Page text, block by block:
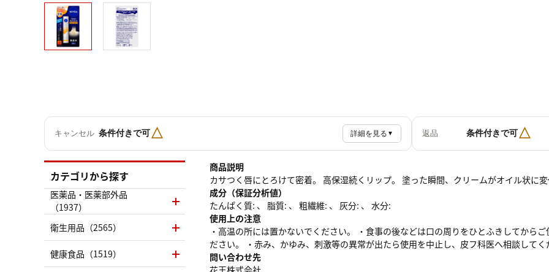
キャンセル 条件付きで可△ 詳細を見る ▼ 返品 条件付きで可△
商品説明
カサつく唇にとろけて密着。 高保湿続くリップ。 塗った瞬間、クリームがオイル状に
成分（保証分析値）
たんぱく質: 、 脂質: 、 粗繊維: 、 灰分: 、 水分:
使用上の注意
・高温の所には置かないでください。 ・食事の後などは口の周りをひとふきしてから
ださい。 ・赤み、かゆみ、刺激等の異常が出たら使用を中止し、皮フ科医へ相談して
問い合わせ先
花王株式会社
カテゴリから探す
医薬品・医薬部外品
（1937）
衛生用品（2565）
健康食品（1519）